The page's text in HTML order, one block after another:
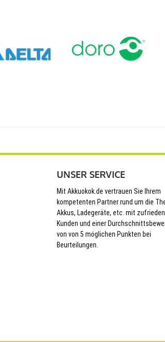
UNSER SERVICE
Mit Akkuokok.de vertrauen Sie Ihrem
kompetenten Partner rund um die
Akkus, Ladegeräte, etc. mit
Kunden und einer
von von 5 möglichen Punkten bei
Beurteilungen.